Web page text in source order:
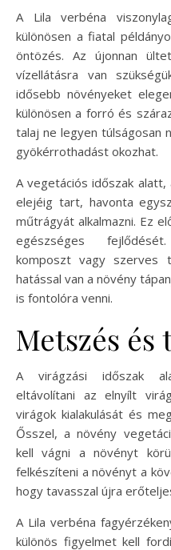
A Lila verbéna
különösen a fiatal
öntözés. Az újonnan
vízellátásra van
idősebb növényeket
különösen a forró és
talaj ne legyen túlságosan
gyökérrothadást okozhat.
A vegetációs időszak
elejéig tart, havonta
műtrágyát alkalmazni. Ez
egészséges
komposzt vagy szerves
hatással van a növény
is fontolóra venni.
Metszés és
A virágzási időszak
eltávolítani az elnyílt
virágok kialakulását és
Ősszel, a növény
kell vágni a növényt
felkészíteni a növényt a
hogy tavasszal újra
A Lila verbéna
különös figyelmet kell